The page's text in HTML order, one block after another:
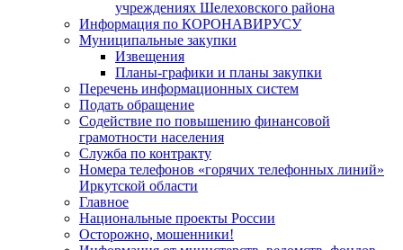
учреждениях Шелеховского района
Информация по КОРОНАВИРУСУ
Муниципальные закупки
Извещения
Планы-графики и планы закупки
Перечень информационных систем
Подать обращение
Содействие по повышению финансовой
грамотности населения
Служба по контракту
Номера телефонов «горячих телефонных линий»
Иркутской области
Главное
Национальные проекты России
Осторожно, мошенники!